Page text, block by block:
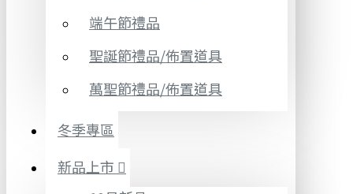
端午節禮品
聖誕節禮品/佈置道具
萬聖節禮品/佈置道具
冬季專區
新品上市